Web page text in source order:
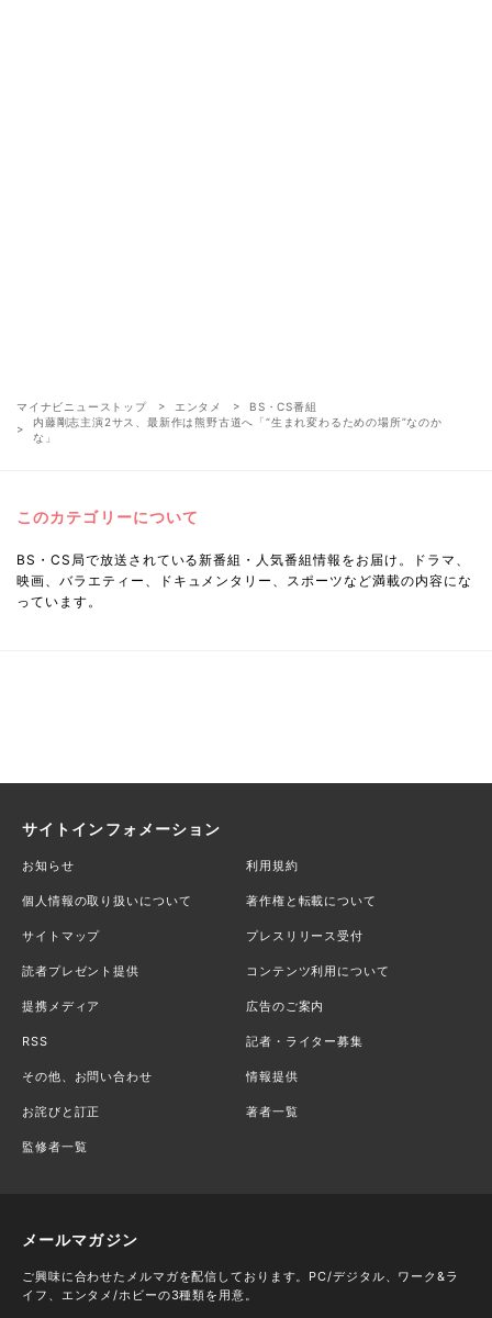
マイナビニューストップ エンタメ
BS・CS番組
内藤剛志主演2サス、最新作は熊野古道へ「“生まれ変わるための場所”なのか
な」
このカテゴリーについて
BS・CS局で放送されている新番組・人気番組情報をお届け。ドラマ、
映画、バラエティー、ドキュメンタリー、スポーツなど満載の内容にな
っています。
サイトインフォメーション
お知らせ 利用規約
個人情報の取り扱いについて 著作権と転載について
サイトマップ プレスリリース受付
読者プレゼント提供 コンテンツ利用について
提携メディア 広告のご案内
RSS 記者・ライター募集
その他、お問い合わせ 情報提供
お詫びと訂正 著者一覧
監修者一覧
メールマガジン
ご興味に合わせたメルマガを配信しております。PC/デジタル、ワーク&ラ
イフ、エンタメ/ホビーの3種類を用意。